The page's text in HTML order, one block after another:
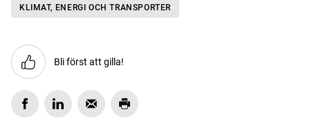
KLIMAT, ENERGI OCH TRANSPORTER
Bli först att gilla!